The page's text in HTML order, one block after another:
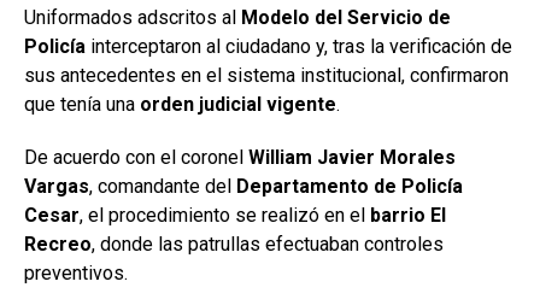
Uniformados adscritos al Modelo del Servicio de
Policía interceptaron al ciudadano y, tras la verificación de
sus antecedentes en el sistema institucional, confirmaron
que tenía una orden judicial vigente.
De acuerdo con el coronel William Javier Morales
Vargas, comandante del Departamento de Policía
Cesar, el procedimiento se realizó en el barrio El
Recreo, donde las patrullas efectuaban controles
preventivos.